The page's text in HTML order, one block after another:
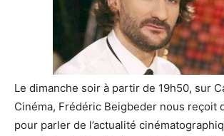
Le dimanche soir à partir de 19h50, sur
Cinéma, Frédéric Beigbeder nous reçoit
pour parler de l’actualité